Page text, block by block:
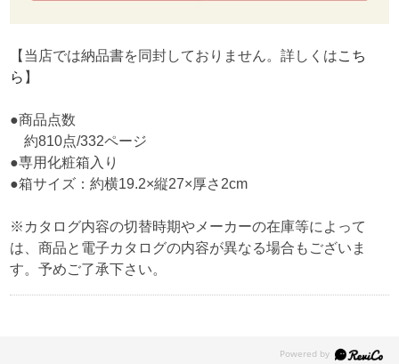
【当店では納品書を同封しておりません。詳しくはこち
ら 】
●商品点数
約810点/332ページ
●専用化粧箱入り
●箱サイズ：約横19.2×縦27×厚さ2cm
※カタログ内容の切替時期やメーカーの在庫等によって
は、商品と電子カタログの内容が異なる場合もございま
す。予めご了承下さい。